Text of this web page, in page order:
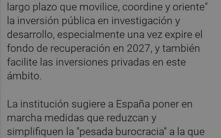
largo plazo que movilice, coordine y oriente"
la inversión pública en investigación y
desarrollo, especialmente una vez expire el
fondo de recuperación en 2027, y también
facilite las inversiones privadas en este
ámbito.
La institución sugiere a España poner en
marcha medidas que reduzcan y
simplifiquen la "pesada burocracia" a la que